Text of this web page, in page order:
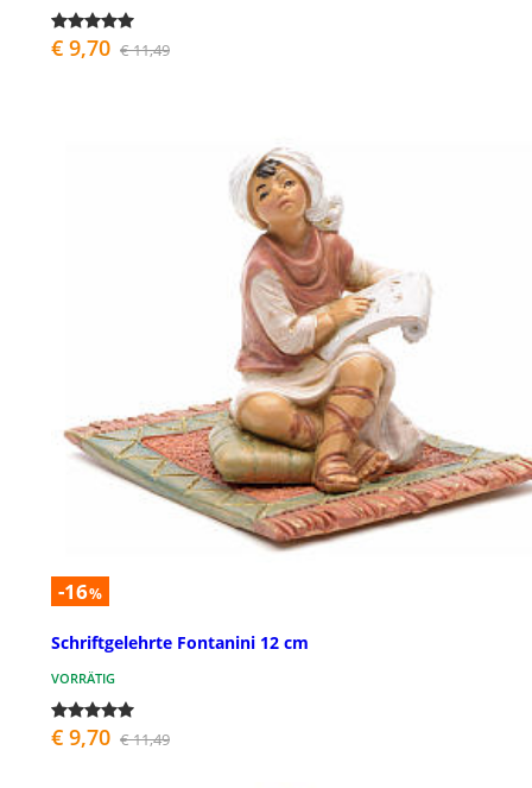
€ 9,70 € 11,49
-16%
Schriftgelehrte Fontanini 12 cm
VORRÄTIG
€ 9,70 € 11,49